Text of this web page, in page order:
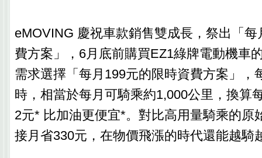
eMOVING 慶祝車款銷售雙成長，祭出「
費方案」，6月底前購買EZ1綠牌電動機車
需求選擇「每月199元的限時資費方案」，
時，相當於每月可騎乘約1,000公里，換算
2元* 比加油更便宜*。對比高用量騎乘的原
接月省330元，在物價飛漲的時代還能越騎